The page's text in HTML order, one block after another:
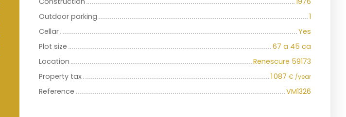
Outdoor parking
1
Cellar
Yes
Plot size
67 a 45 ca
Location
Renescure 59173
Property tax
1 087 € /year
Reference VM1326